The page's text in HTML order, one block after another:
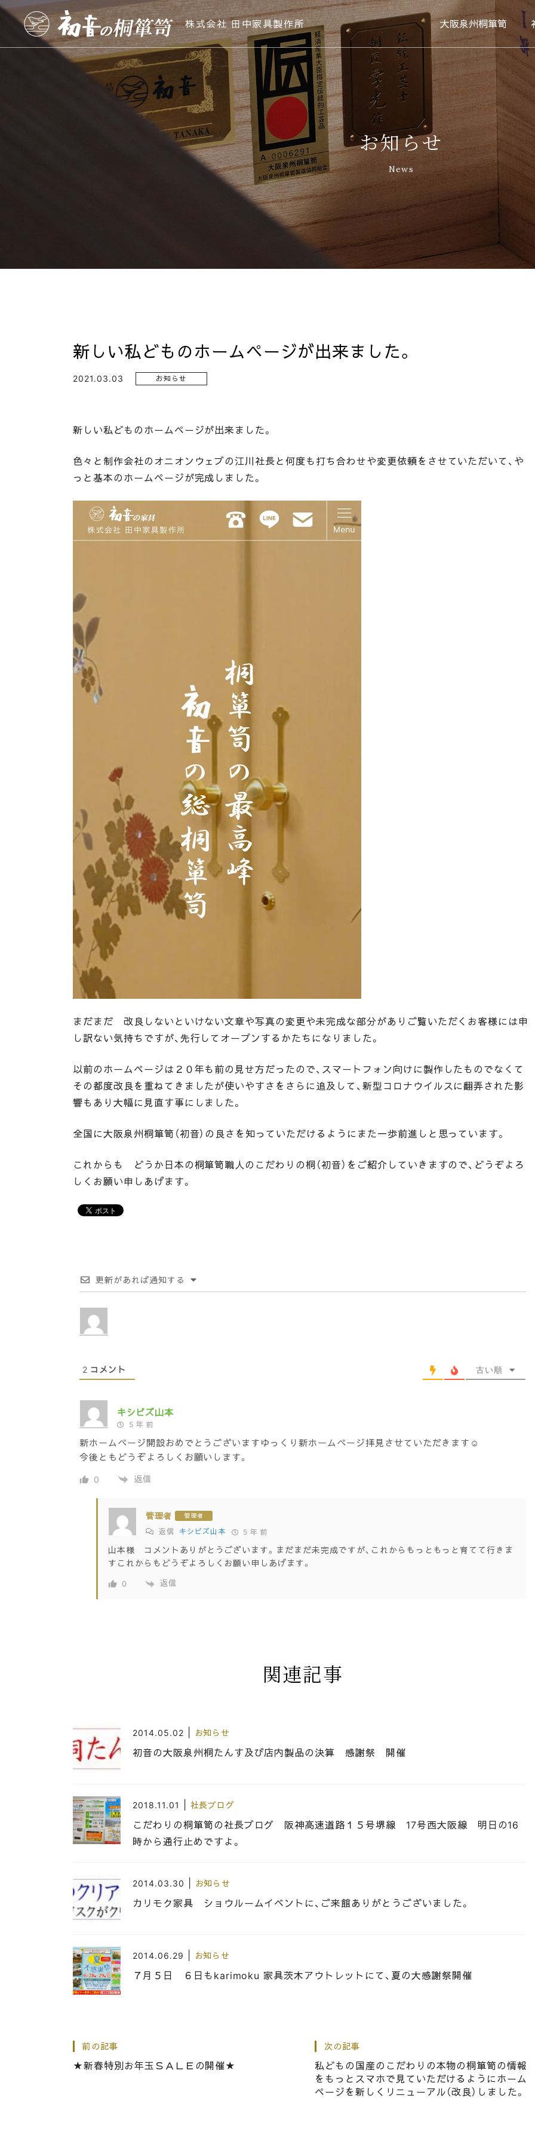
株式会社 田中家具製作所 大阪泉州桐箪笥
お知らせ
News
新しい私どものホームページが出来ました。
2021.03.03 お知らせ
新しい私どものホームページが出来ました。
色々と制作会社のオニオンウェブの江川社長と何度も打ち合わせや変更依頼をさせていただいて、や
っと基本のホームページが完成しました。
まだまだ 改良しないといけない文章や写真の変更や未完成な部分がありご覧いただくお客様には申
し訳ない気持ちですが、先行してオープンするかたちになりました。
以前のホームページは２０年も前の見せ方だったので、スマートフォン向けに製作したものでなくて
その都度改良を重ねてきましたが使いやすさをさらに追及して、新型コロナウイルスに翻弄された影
響もあり大幅に見直す事にしました。
全国に大阪泉州桐箪笥（初音）の良さを知っていただけるようにまた一歩前進しと思っています。
これからも どうか日本の桐箪笥職人のこだわりの桐（初音）をご紹介していきますので、どうぞよろ
しくお願い申しあげます。
更新があれば通知する
2 コメント 古い順
キシビズ山本
5 年 前
新ホームページ開設おめでとうございますゆっくり新ホームページ拝見させていただきます☺️
今後ともどうぞよろしくお願いします。
0 返信
管理者 管理者
返信 キシビズ山本 5 年 前
山本様 コメントありがとうございます。まだまだ未完成ですが、これからもっともっと育てて行きま
すこれからもどうぞよろしくお願い申しあげます。
0 返信
関連記事
2014.05.02 お知らせ
初音の大阪泉州桐たんす及び店内製品の決算 感謝祭 開催
2018.11.01 社長ブログ
こだわりの桐箪笥の社長ブログ 阪神高速道路１５号堺線 17号西大阪線 明日の16
時から通行止めですよ。
2014.03.30 お知らせ
カリモク家具 ショウルームイベントに、ご来館ありがとうございました。
2014.06.29 お知らせ
７月５日 ６日もkarimoku 家具茨木アウトレットにて、夏の大感謝祭開催
☆２０１６年岸和田産業フェアーに大阪泉州桐箪笥 初音の家具が出店のお知らせ☆
前の記事
★新春特別お年玉ＳＡＬＥの開催★
次の記事
私どもの国産のこだわりの本物の桐箪笥の情報
をもっとスマホで見ていただけるようにホーム
ページを新しくリニューアル（改良）しました。